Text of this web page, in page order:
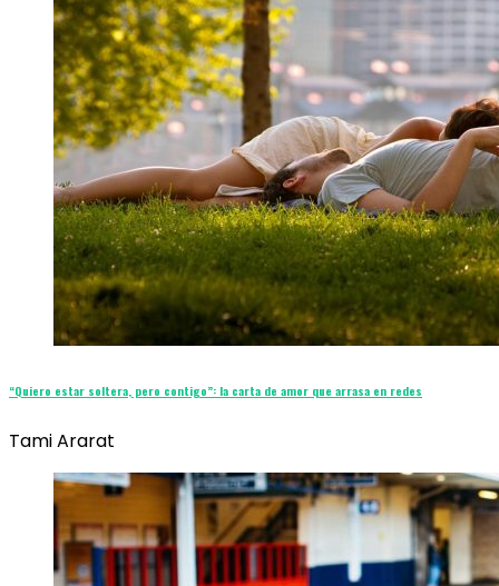
“Quiero estar soltera, pero contigo”: la carta de amor que arrasa en redes
Tami Ararat